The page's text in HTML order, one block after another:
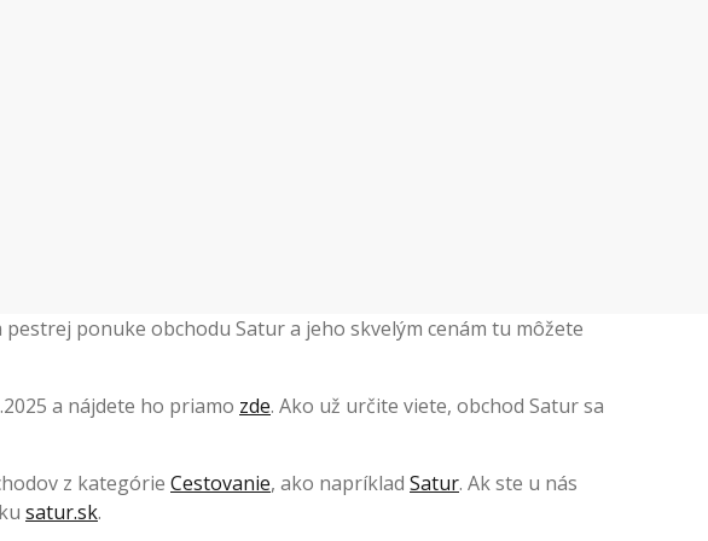
ponuke obchodu Satur a jeho skvelým cenám tu môžete
a nájdete ho priamo zde. Ako už určite viete, obchod Satur sa
z kategórie Cestovanie, ako napríklad Satur. Ak ste u nás
satur.sk.